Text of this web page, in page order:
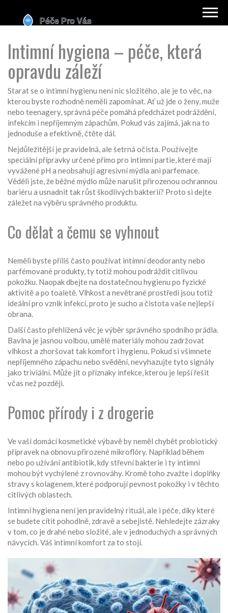
Intimní hygiena – péče, která
opravdu záleží
Starat se o intimní hygienu není nic složitého, ale je to věc, na
kterou byste rozhodně neměli zapomínat. Ať už jde o ženy, muže
nebo teenagery, správná péče pomáhá předcházet podráždění,
infekcím i nepříjemným zápachům. Pokud vás zajímá, jak na to
jednoduše a efektivně, čtěte dál.
Nejdůležitější je pravidelná, ale šetrná očista. Používejte
speciální přípravky určené přímo pro intimní partie, které mají
vyvážené pH a neobsahují agresivní mýdla ani parfemace.
Věděli jste, že běžné mýdlo může narušit přirozenou ochrannou
bariéru a usnadnit tak růst škodlivých bakterií? Proto si dejte
záležet na výběru správného produktu.
Co dělat a čemu se vyhnout
Neměli byste příliš často používat intímní deodoranty nebo
parfémované produkty, ty totiž mohou podráždit citlivou
pokožku. Naopak dbejte na dostatečnou hygienu po fyzické
aktivitě a po toaletě. Vlhkost a nevětrané prostředí jsou totiž
ideální pro vznik infekcí, proto je sucho a čistota vaše nejlepší
obrana.
Další často přehlížená věc je výběr správného spodního prádla.
Bavlna je jasnou volbou, umělé materiály mohou zadržovat
vlhkost a zhoršovat tak komfort i hygienu. Pokud si všimnete
nepříjemného zápachu nebo svědění, nevyhazujte tyto signály
jako triviální. Může jít o příznaky infekce, kterou je lepší řešit
včas než později.
Pomoc přírody i z drogerie
Ve vaší domácí kosmetické výbavě by neměl chybět probiotický
přípravek na obnovu přirozené mikroflóry. Například během
nebo po užívání antibiotik, kdy střevní bakterie i ty intimní
mohou být vychýlené z rovnováhy. Kromě toho zvažte i doplňky
stravy s kolagenem, které podporují pevnost pokožky i v těchto
citlivých oblastech.
Intimní hygiena není jen pravidelný rituál, ale i péče, díky které
se budete cítit pohodlně, zdravě a sebejistě. Nehledejte zázraky
v tom, co je drahé nebo složité, ale v jednoduchých a správných
návycích. Váš intimní komfort za to stojí.